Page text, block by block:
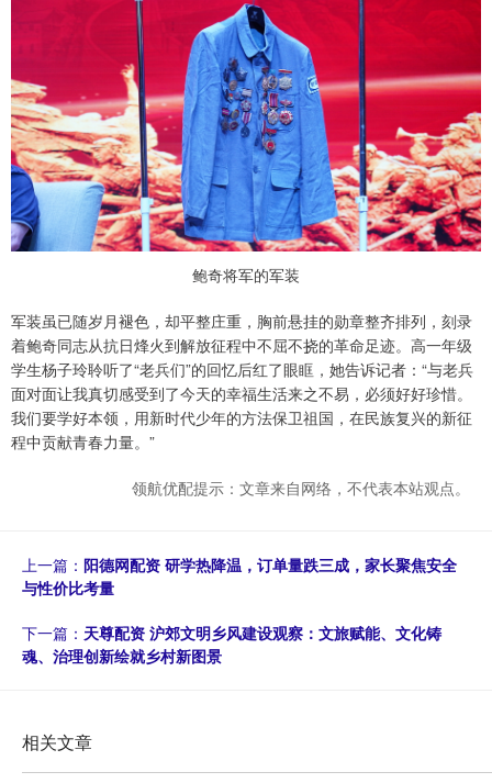
鲍奇将军的军装
军装虽已随岁月褪色，却平整庄重，胸前悬挂的勋章整齐排列，刻录
着鲍奇同志从抗日烽火到解放征程中不屈不挠的革命足迹。高一年级
学生杨子玲聆听了“老兵们”的回忆后红了眼眶，她告诉记者：“与老兵
面对面让我真切感受到了今天的幸福生活来之不易，必须好好珍惜。
我们要学好本领，用新时代少年的方法保卫祖国，在民族复兴的新征
程中贡献青春力量。”
领航优配提示：文章来自网络，不代表本站观点。
上一篇： 阳德网配资 研学热降温，订单量跌三成，家长聚焦安全
与性价比考量
下一篇： 天尊配资 沪郊文明乡风建设观察：文旅赋能、文化铸
魂、治理创新绘就乡村新图景
相关文章